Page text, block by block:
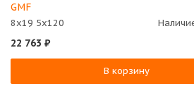
GMF
8x19 5x120
22 763 ₽
В корзину